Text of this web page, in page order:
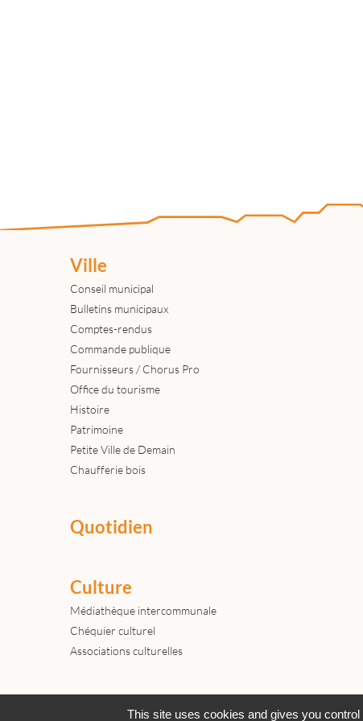
Ville
Conseil municipal
Bulletins municipaux
Comptes-rendus
Commande publique
Fournisseurs / Chorus Pro
Office du tourisme
Histoire
Patrimoine
Petite Ville de Demain
Chaufferie bois
Quotidien
Culture
Médiathèque intercommunale
Chéquier culturel
Associations culturelles
Actualités Archives Agenda
This site uses cookies and gives you